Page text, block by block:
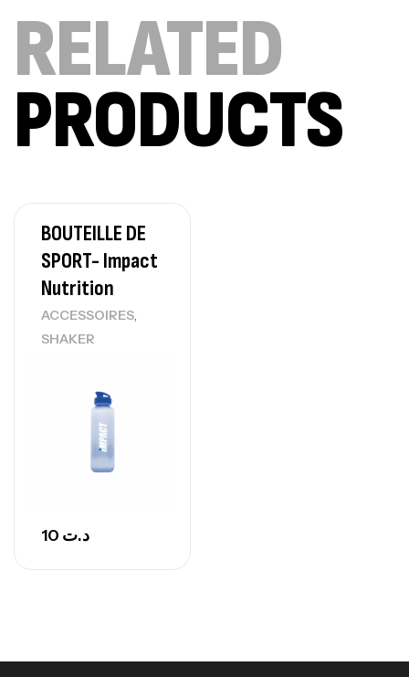
Autres
د.ت84
Creatine (CreapureⓇ) – 500g –
7Nutrition
PROTEIN
Autres
RELATED
PRODUCTS
BOUTEILLE DE
SPORT- Impact
Nutrition
ACCESSOIRES,
SHAKER
د.ت